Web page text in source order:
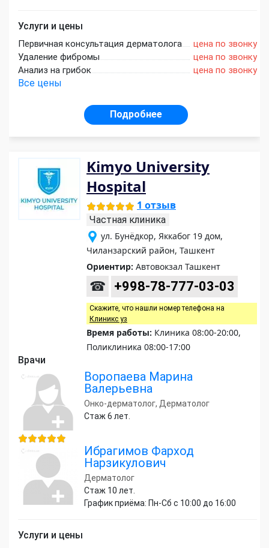
Услуги и цены
Первичная консультация дерматолога
цена по звонку
Удаление фибромы
цена по звонку
Анализ на грибок
цена по звонку
Все цены
Подробнее
Kimyo University
Hospital
1 отзыв
Частная клиника
ул. Бунёдкор, Яккабог 19 дом,
Чиланзарский район, Ташкент
Ориентир: Автовокзал Ташкент
☎ +998-78-777-03-03
Скажите, что нашли номер телефона на
Клиникс уз
Время работы: Клиника 08:00-20:00,
Поликлиника 08:00-17:00
Врачи
Воропаева Марина
Валерьевна
Онко-дерматолог, Дерматолог
Стаж 6 лет.
Ибрагимов Фарход
Нарзикулович
Дерматолог
Стаж 10 лет.
График приёма: Пн-Сб с 10:00 до 16:00
Услуги и цены